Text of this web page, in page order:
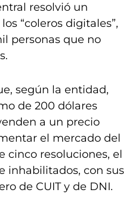
resolvió un
“coleros digitales”,
personas que no
según la entidad,
de 200 dólares
a un precio
el mercado del
cinco resoluciones, el
inhabilitados, con sus
de CUIT y de DNI.